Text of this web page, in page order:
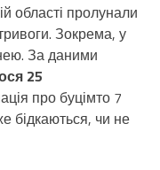
області пролунали
Зокрема, у
За даними
25
про буцімто 7
бідкаються, чи не